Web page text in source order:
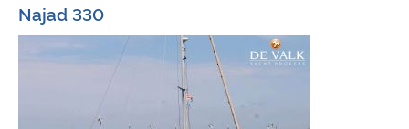
Najad 330